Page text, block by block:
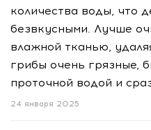
количества воды, что
безвкусными. Лучше
влажной тканью,
грибы очень грязные,
проточной водой и
24 января 2025